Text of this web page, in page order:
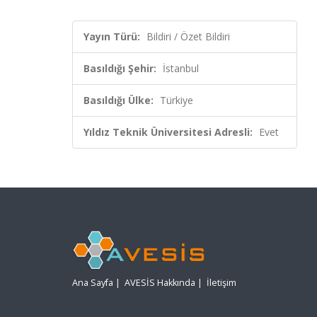
Yayın Türü: Bildiri / Özet Bildiri
Basıldığı Şehir: İstanbul
Basıldığı Ülke: Türkiye
Yıldız Teknik Üniversitesi Adresli: Evet
Ana Sayfa | AVESİS Hakkında | İletişim